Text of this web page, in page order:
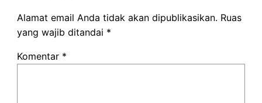
Alamat email Anda tidak akan dipublikasikan. Ruas
yang wajib ditandai *
Komentar *